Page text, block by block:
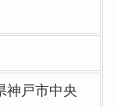
神戸市中央